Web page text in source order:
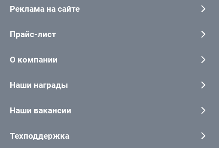
Реклама на сайте
Прайс-лист
О компании
Наши награды
Наши вакансии
Техподдержка